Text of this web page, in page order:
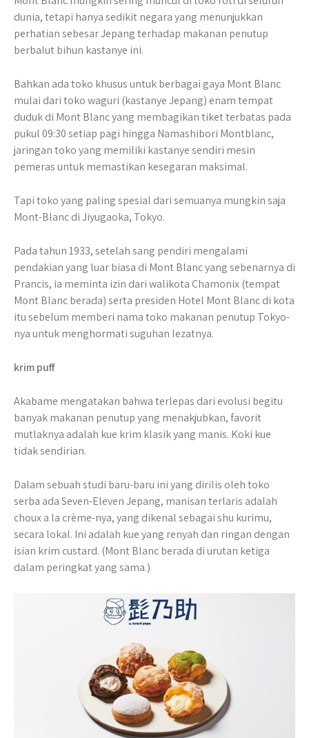
dunia, tetapi hanya sedikit negara yang menunjukkan
perhatian sebesar Jepang terhadap makanan penutup
berbalut bihun kastanye ini.
Bahkan ada toko khusus untuk berbagai gaya Mont Blanc
mulai dari toko waguri (kastanye Jepang) enam tempat
duduk di Mont Blanc yang membagikan tiket terbatas pada
pukul 09:30 setiap pagi hingga Namashibori Montblanc,
jaringan toko yang memiliki kastanye sendiri mesin
pemeras untuk memastikan kesegaran maksimal.
Tapi toko yang paling spesial dari semuanya mungkin saja
Mont-Blanc di Jiyugaoka, Tokyo.
Pada tahun 1933, setelah sang pendiri mengalami
pendakian yang luar biasa di Mont Blanc yang sebenarnya di
Prancis, ia meminta izin dari walikota Chamonix (tempat
Mont Blanc berada) serta presiden Hotel Mont Blanc di kota
itu sebelum memberi nama toko makanan penutup Tokyo-
nya untuk menghormati suguhan lezatnya.
krim puff
Akabame mengatakan bahwa terlepas dari evolusi begitu
banyak makanan penutup yang menakjubkan, favorit
mutlaknya adalah kue krim klasik yang manis. Koki kue
tidak sendirian.
Dalam sebuah studi baru-baru ini yang dirilis oleh toko
serba ada Seven-Eleven Jepang, manisan terlaris adalah
choux a la crème-nya, yang dikenal sebagai shu kurimu,
secara lokal. Ini adalah kue yang renyah dan ringan dengan
isian krim custard. (Mont Blanc berada di urutan ketiga
dalam peringkat yang sama.)